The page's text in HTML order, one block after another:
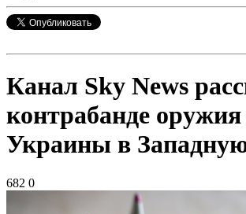
Канал Sky News
контрабанде оружия
Украины в
682 0